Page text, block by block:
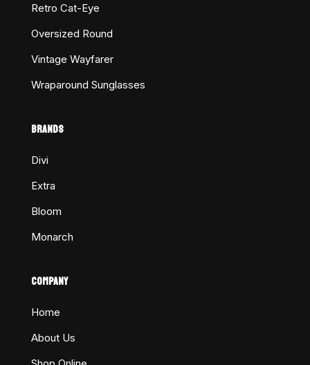
Retro Cat-Eye
Oversized Round
Vintage Wayfarer
Wraparound Sunglasses
BRANDS
Divi
Extra
Bloom
Monarch
COMPANY
Home
About Us